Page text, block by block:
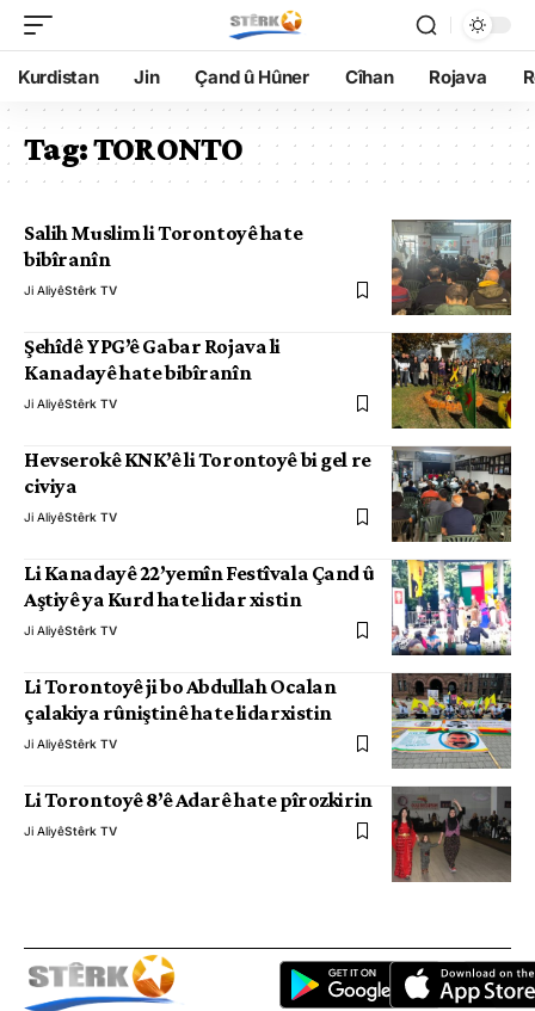
Kurdistan Jin Çand û Hûner Cîhan Rojava
Tag:TORONTO
Salih Muslim li Torontoyê hate
bibîranîn
Ji AliyêStêrk TV
Şehîdê YPG’ê Gabar Rojava li
Kanadayê hate bibîranîn
Ji AliyêStêrk TV
Hevserokê KNK’ê li Torontoyê bi gel re
civiya
Ji AliyêStêrk TV
Li Kanadayê 22’yemîn Festîvala Çand û
Aştiyê ya Kurd hate lidar xistin
Ji AliyêStêrk TV
Li Torontoyê ji bo Abdullah Ocalan
çalakiya rûniştinê hate lidarxistin
Ji AliyêStêrk TV
Li Torontoyê 8’ê Adarê hate pîrozkirin
Ji AliyêStêrk TV